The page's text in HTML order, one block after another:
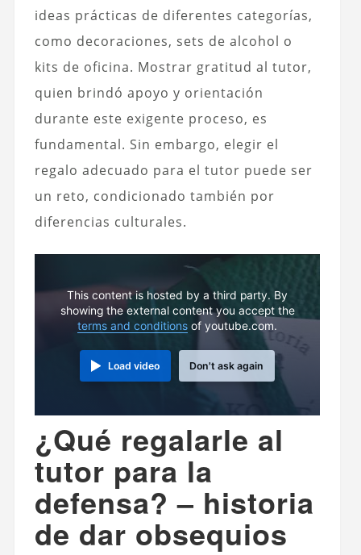
ideas prácticas de diferentes categorías,
como decoraciones, sets de alcohol o
kits de oficina. Mostrar gratitud al tutor,
quien brindó apoyo y orientación
durante este exigente proceso, es
fundamental. Sin embargo, elegir el
regalo adecuado para el tutor puede ser
un reto, condicionado también por
diferencias culturales.
This content is hosted by a third party. By
showing the external content you accept the
terms and conditions of youtube.com.
Load video Don't ask again
¿Qué regalarle al
tutor para la
defensa? – historia
de dar obsequios